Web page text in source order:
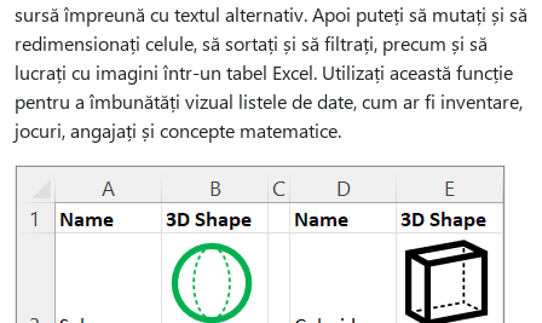
sursă împreună cu textul alternativ. Apoi puteți să mutați și să
redimensionați celule, să sortați și să filtrați, precum și să
lucrați cu imagini într-un tabel Excel. Utilizați această funcție
pentru a îmbunătăți vizual listele de date, cum ar fi inventare,
jocuri, angajați și concepte matematice.